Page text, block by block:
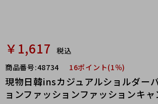
￥1,617
税込
商品番号:48734 16ポイント(1％)
現物日韓insカジュアルショルダー
ョンファッションファッションキ